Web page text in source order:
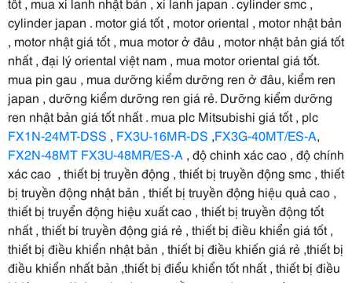
cylinder japan . motor giá tốt , motor oriental , motor nhật bản
, motor nhật giá tốt , mua motor ở đâu , motor nhật bản giá tốt
nhất , đại lý oriental việt nam , mua motor oriental giá tốt.
mua pin gau , mua dưỡng kiểm dưỡng ren ở đâu, kiểm ren
japan , dưỡng kiểm dưỡng ren giá rẻ. Dưỡng kiểm dưỡng
ren nhật bản giá tốt nhất . mua plc Mitsubishi giá tốt , plc
FX1N-24MT-DSS , FX3U-16MR-DS ,FX3G-40MT/ES-A,
FX2N-48MT FX3U-48MR/ES-A , độ chinh xác cao , độ chính
xác cao , thiết bị truyền động , thiết bị truyền động smc , thiết
bị truyền động nhật bản , thiết bị truyền động hiệu quả cao ,
thiết bị truyển động hiệu xuất cao , thiết bị truyền động tốt
nhất , thiết bi truyền động giá rẻ , thiết bị điều khiển giá tốt ,
thiết bị điều khiển nhật bản , thiết bị điều khiến giá rẻ ,thiết bị
điều khiển nhất bản ,thiết bị điểu khiển tốt nhất , thiết bị điều